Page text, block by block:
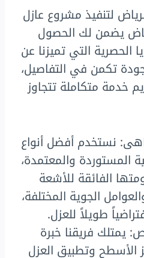
لتنفيذ مشروع عازل
يضمن لك الحصول
الحصرية التي تميزنا عن
تكمن في التفاصيل،
خدمة متكاملة تتجاوز
نستخدم أفضل أنواع
المستوردة والمعتمدة،
الفائقة للأشعة
الجوية المختلفة،
طويلاً للعزل.
فريقنا خبرة
وتطبيق العزل